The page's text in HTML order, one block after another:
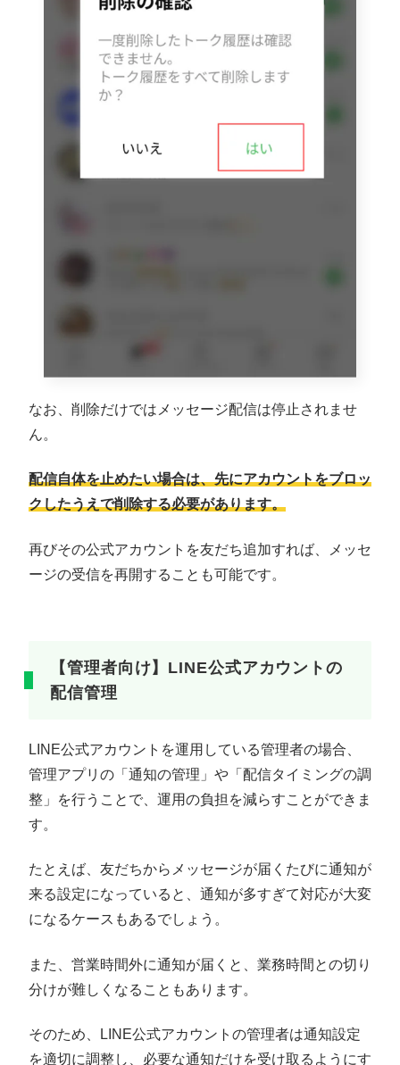
なお、削除だけではメッセージ配信は停止されませ
ん。
配信自体を止めたい場合は、先にアカウントをブロッ
クしたうえで削除する必要があります。
再びその公式アカウントを友だち追加すれば、メッセ
ージの受信を再開することも可能です。
【管理者向け】LINE公式アカウントの
配信管理
LINE公式アカウントを運用している管理者の場合、
管理アプリの「通知の管理」や「配信タイミングの調
整」を行うことで、運用の負担を減らすことができま
す。
たとえば、友だちからメッセージが届くたびに通知が
来る設定になっていると、通知が多すぎて対応が大変
になるケースもあるでしょう。
また、営業時間外に通知が届くと、業務時間との切り
分けが難しくなることもあります。
そのため、LINE公式アカウントの管理者は通知設定
を適切に調整し、必要な通知だけを受け取るようにす